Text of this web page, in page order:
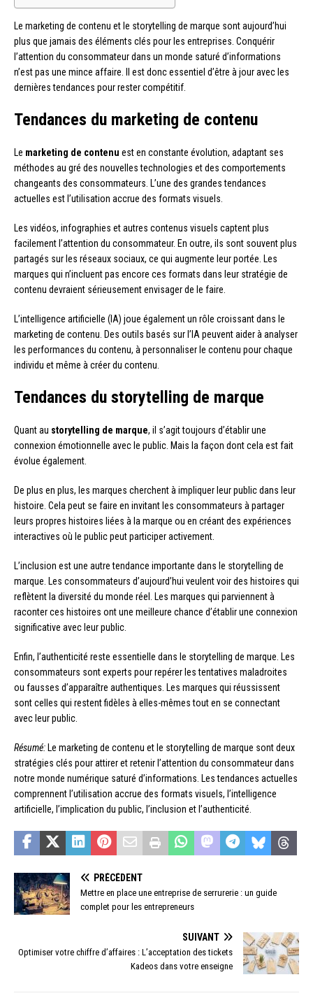
Le marketing de contenu et le storytelling de marque sont aujourd’hui
plus que jamais des éléments clés pour les entreprises. Conquérir
l’attention du consommateur dans un monde saturé d’informations
n’est pas une mince affaire. Il est donc essentiel d’être à jour avec les
dernières tendances pour rester compétitif.
Tendances du marketing de contenu
Le marketing de contenu est en constante évolution, adaptant ses
méthodes au gré des nouvelles technologies et des comportements
changeants des consommateurs. L’une des grandes tendances
actuelles est l’utilisation accrue des formats visuels.
Les vidéos, infographies et autres contenus visuels captent plus
facilement l’attention du consommateur. En outre, ils sont souvent plus
partagés sur les réseaux sociaux, ce qui augmente leur portée. Les
marques qui n’incluent pas encore ces formats dans leur stratégie de
contenu devraient sérieusement envisager de le faire.
L’intelligence artificielle (IA) joue également un rôle croissant dans le
marketing de contenu. Des outils basés sur l’IA peuvent aider à analyser
les performances du contenu, à personnaliser le contenu pour chaque
individu et même à créer du contenu.
Tendances du storytelling de marque
Quant au storytelling de marque, il s’agit toujours d’établir une
connexion émotionnelle avec le public. Mais la façon dont cela est fait
évolue également.
De plus en plus, les marques cherchent à impliquer leur public dans leur
histoire. Cela peut se faire en invitant les consommateurs à partager
leurs propres histoires liées à la marque ou en créant des expériences
interactives où le public peut participer activement.
L’inclusion est une autre tendance importante dans le storytelling de
marque. Les consommateurs d’aujourd’hui veulent voir des histoires qui
reflètent la diversité du monde réel. Les marques qui parviennent à
raconter ces histoires ont une meilleure chance d’établir une connexion
significative avec leur public.
Enfin, l’authenticité reste essentielle dans le storytelling de marque. Les
consommateurs sont experts pour repérer les tentatives maladroites
ou fausses d’apparaître authentiques. Les marques qui réussissent
sont celles qui restent fidèles à elles-mêmes tout en se connectant
avec leur public.
Résumé: Le marketing de contenu et le storytelling de marque sont deux
stratégies clés pour attirer et retenir l’attention du consommateur dans
notre monde numérique saturé d’informations. Les tendances actuelles
comprennent l’utilisation accrue des formats visuels, l’intelligence
artificielle, l’implication du public, l’inclusion et l’authenticité.
PRÉCÉDENT
Mettre en place une entreprise de serrurerie : un guide
complet pour les entrepreneurs
SUIVANT
Optimiser votre chiffre d’affaires : L’acceptation des tickets
Kadeos dans votre enseigne